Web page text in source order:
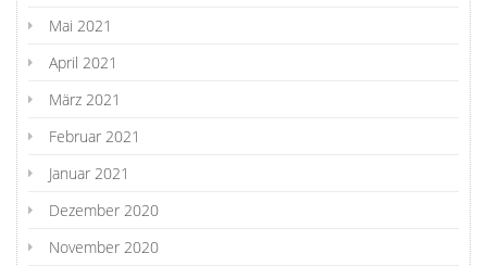
Mai 2021
April 2021
März 2021
Februar 2021
Januar 2021
Dezember 2020
November 2020